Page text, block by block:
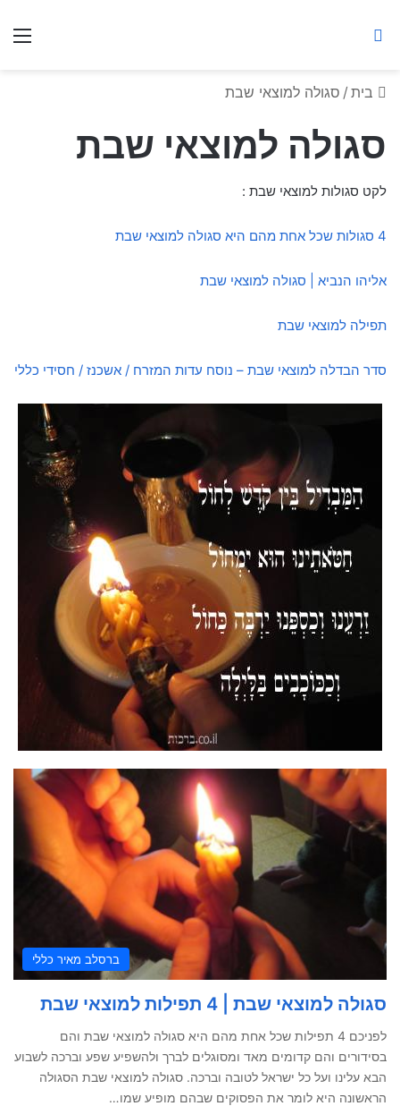
בית / סגולה למוצאי שבת
סגולה למוצאי שבת
לקט סגולות למוצאי שבת :
4 סגולות שכל אחת מהם היא סגולה למוצאי שבת
אליהו הנביא | סגולה למוצאי שבת
תפילה למוצאי שבת
סדר הבדלה למוצאי שבת – נוסח עדות המזרח / אשכנז / חסידי כללי
ברסלב מאיר כללי
סגולה למוצאי שבת | 4 תפילות למוצאי שבת
לפניכם 4 תפילות שכל אחת מהם היא סגולה למוצאי שבת והם
בסידורים והם קדומים מאד ומסוגלים לברך ולהשפיע שפע וברכה לשבוע
הבא עלינו ועל כל ישראל לטובה וברכה. סגולה למוצאי שבת הסגולה
הראשונה היא לומר את הפסוקים שבהם מופיע שמו…